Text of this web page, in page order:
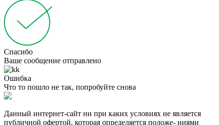
Спасибо
Ваше сообщение отправлено
Ошибка
Что то пошло не так, попробуйте снова
Данный интернет-сайт ни при каких условиях не является
публичной офертой, которая определяется положе- ниями